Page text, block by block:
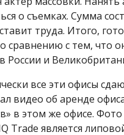
о съемках. Сумма
труда. Итого,
сравнению с тем, что
России и
все эти офисы
видео об аренде
в этом же офисе.
Trade является